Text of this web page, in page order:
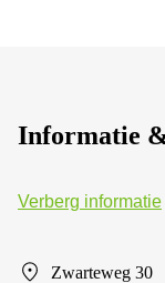
Informatie
Verberg informatie
Zwarteweg 30